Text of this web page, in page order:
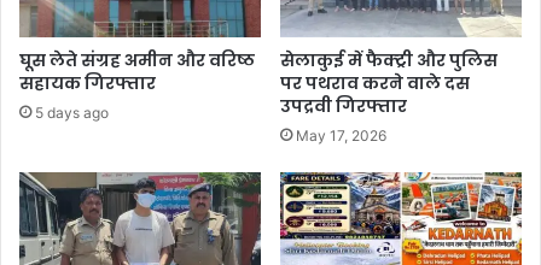
घूस लेते संग्रह अमीन और वरिष्ठ
सहायक गिरफ्तार
5 days ago
सेलाकुई में फैक्ट्री और पुलिस
पर पथराव करने वाले दस
उपद्रवी गिरफ्तार
May 17, 2026